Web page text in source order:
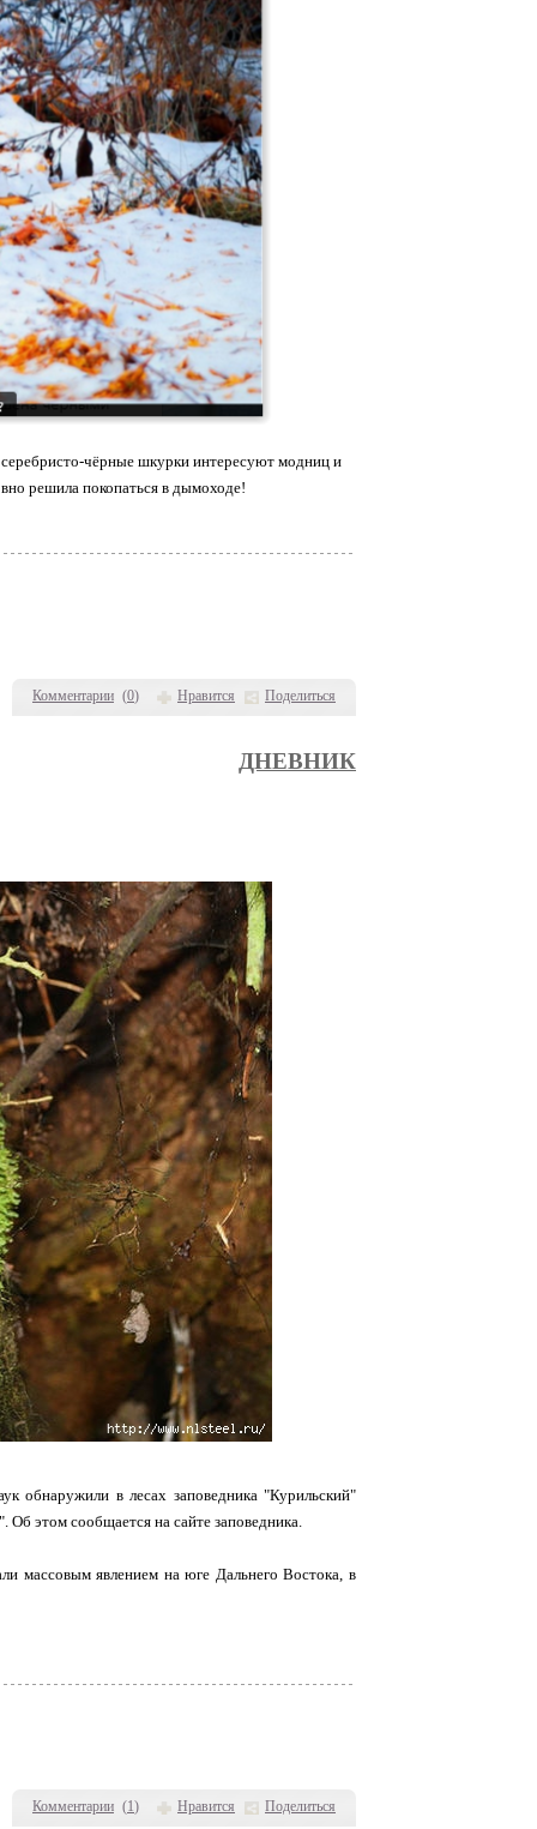
Комментарии (0) Нравится Поделиться
чёрные шкурки интересуют модниц и
решила покопаться в дымоходе!
Комментарии (1) Нравится Поделиться
ДНЕВНИК
обнаружили в лесах заповедника "Курильский"
Об этом сообщается на сайте заповедника.
массовым явлением на юге Дальнего Востока, в